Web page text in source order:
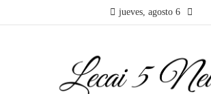
jueves, agosto 6